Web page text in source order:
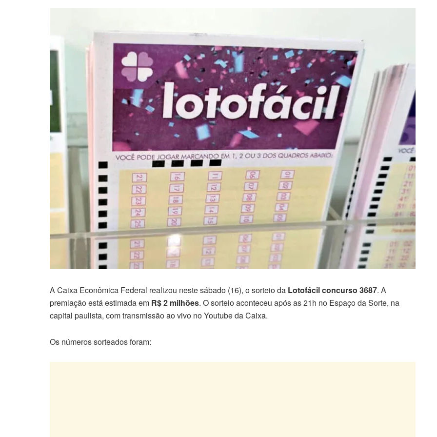
A Caixa Econômica Federal realizou neste sábado (16), o sorteio da Lotofácil concurso 3687. A
premiação está estimada em R$ 2 milhões. O sorteio aconteceu após as 21h no Espaço da Sorte, na
capital paulista, com transmissão ao vivo no Youtube da Caixa.
Os números sorteados foram: